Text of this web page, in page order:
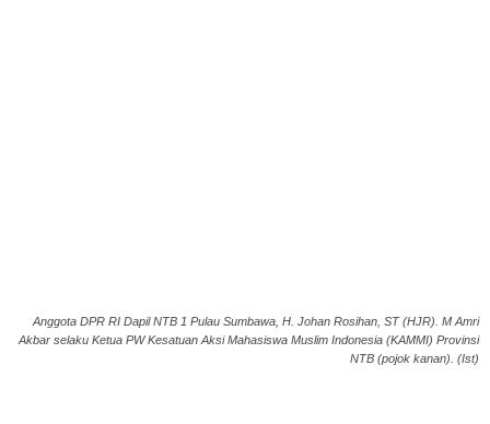
Anggota DPR RI Dapil NTB 1 Pulau Sumbawa, H. Johan Rosihan, ST (HJR). M Amri
Akbar selaku Ketua PW Kesatuan Aksi Mahasiswa Muslim Indonesia (KAMMI) Provinsi
NTB (pojok kanan). (Ist)